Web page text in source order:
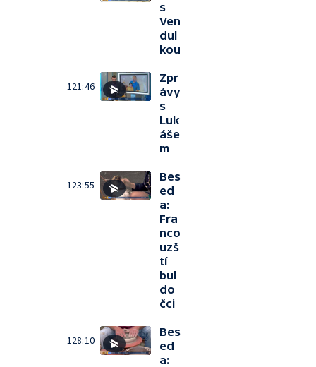
s
Ven
dul
kou
121:46
Zpr
ávy
s
Luk
áše
m
123:55
Bes
ed
a:
Fra
nco
uzš
tí
bul
do
čci
128:10
Bes
ed
a: